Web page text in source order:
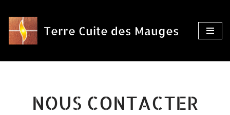
Aller
au
Terre Cuite des Mauges
NOUS CONTACTER